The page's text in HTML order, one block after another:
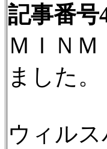
記事番号
ＭＩＮ
ました。
ウィル